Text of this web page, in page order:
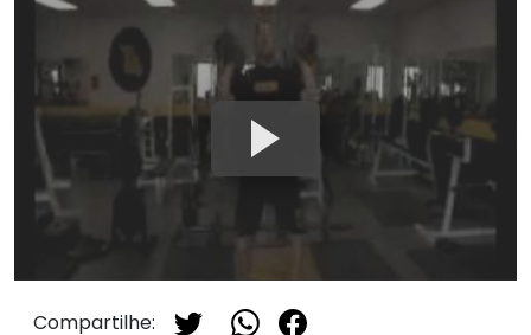
Compartilhe: